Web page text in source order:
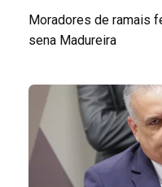
Moradores de ramais
sena Madureira